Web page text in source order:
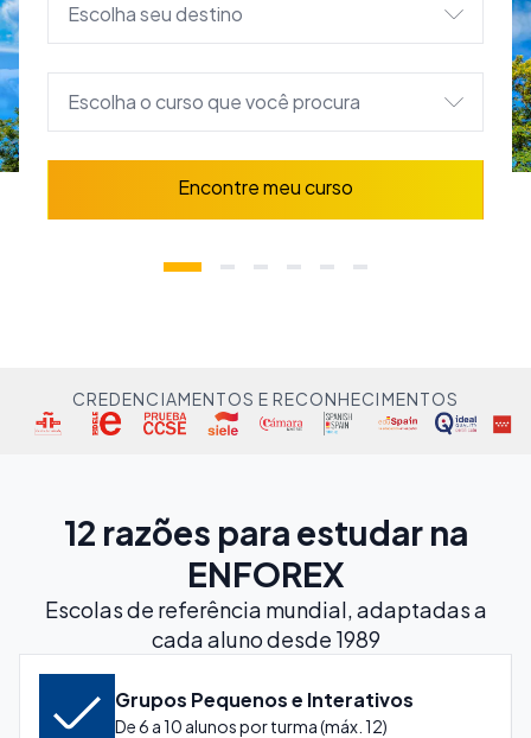
Escolha seu destino
Escolha o curso que você procura
Encontre meu curso
CREDENCIAMENTOS E RECONHECIMENTOS
12 razões para estudar na
ENFOREX
Escolas de referência mundial, adaptadas a
cada aluno desde 1989
Grupos Pequenos e Interativos
De 6 a 10 alunos por turma (máx. 12)